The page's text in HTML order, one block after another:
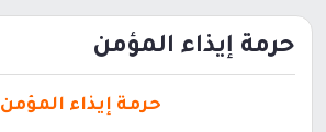
حرمة إيذاء المؤمن
حرمة إيذاء المؤمن